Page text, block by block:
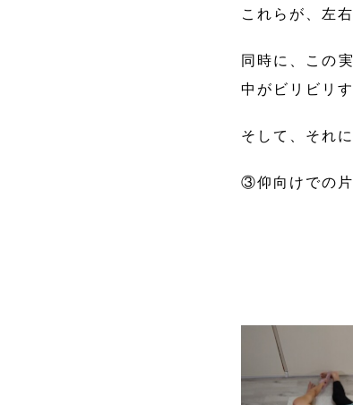
これらが、左
同時に、この
中がビリビリ
そして、それ
③仰向けでの片